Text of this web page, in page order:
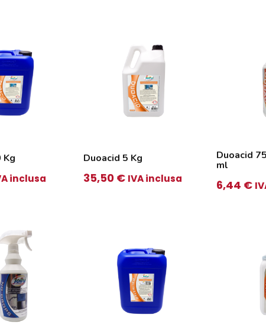
Kg
inclusa
Duoacid 5 Kg
35,50 € IVA inclusa
Duoacid
ml
6,44 €